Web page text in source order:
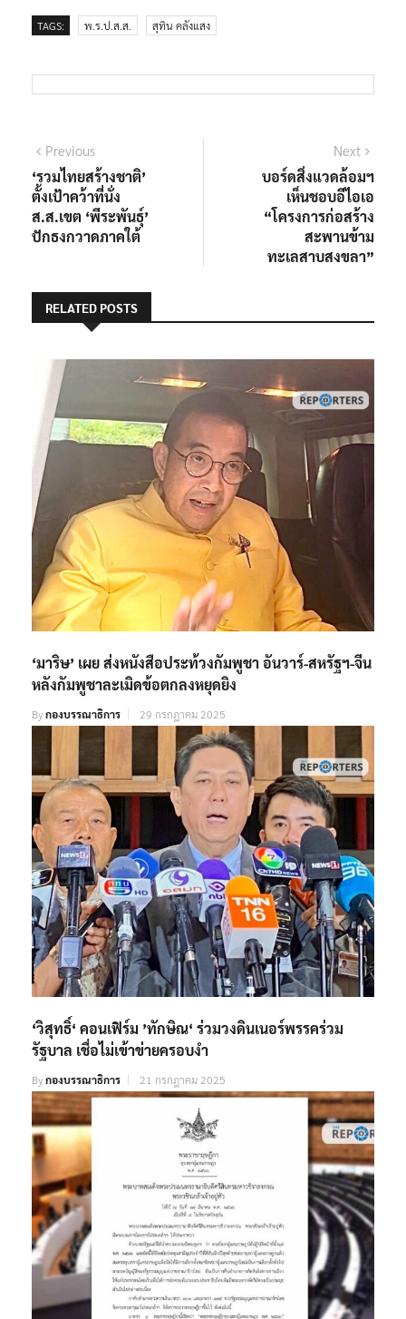
TAGS: พ.ร.ป.ส.ส. สุทิน คลังแสง
แนะแนว
เรื่อง
PreviousPrevious
post:
‘รวมไทยสร้างชาติ’
ตั้งเป้าคว้าที่นั่ง
ส.ส.เขต ‘พีระพันธุ์’
ปักธงกวาดภาคใต้
Next
post:
บอร์ดสิ่งแวดล้อมฯ
เห็นชอบอีไอเอ
“โครงการก่อสร้าง
สะพานข้าม
ทะเลสาบสงขลา”
RELATED POSTS
‘มาริษ’ เผย ส่งหนังสือประท้วงกัมพูชา อันวาร์-สหรัฐฯ-จีน
หลังกัมพูชาละเมิดข้อตกลงหยุดยิง
Byกองบรรณาธิการ 29 กรกฎาคม 2025
‘วิสุทธิ์‘ คอนเฟิร์ม ’ทักษิณ‘ ร่วมวงดินเนอร์พรรคร่วม
รัฐบาล เชื่อไม่เข้าข่ายครอบงำ
Byกองบรรณาธิการ 21 กรกฎาคม 2025